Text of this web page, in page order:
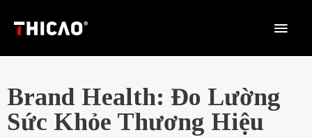
Brand Health: Đo Lường
Sức Khỏe Thương Hiệu